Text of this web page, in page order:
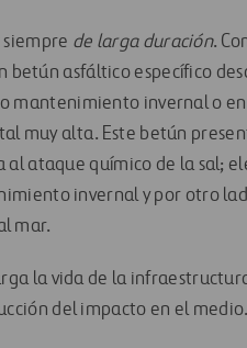
de larga duración.
betún asfáltico específico
mantenimiento invernal o en
muy alta. Este betún
al ataque químico de la sal;
invernal y por otro
mar.
la vida de la
del impacto en el medio.